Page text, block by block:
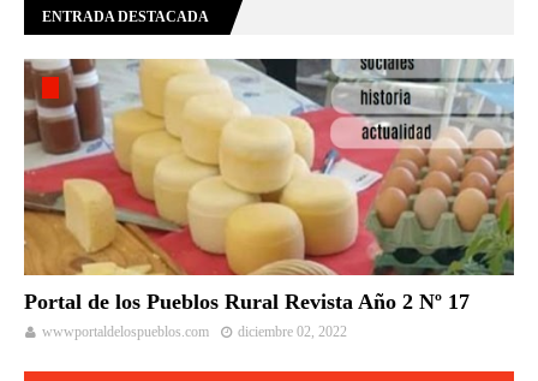
ENTRADA DESTACADA
Portal de los Pueblos Rural Revista Año 2 Nº 17
wwwportaldelospueblos.com diciembre 02, 2022